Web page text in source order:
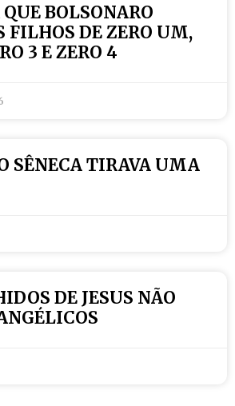
BOLSONARO
FILHOS DE ZERO UM,
3 E ZERO 4
SÊNECA TIRAVA UMA
DE JESUS NÃO